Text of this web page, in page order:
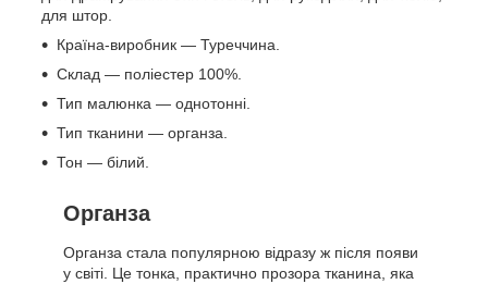
для штор.
Країна-виробник — Туреччина.
Склад — поліестер 100%.
Тип малюнка — однотонні.
Тип тканини — органза.
Тон — білий.
Органза
Органза стала популярною відразу ж після появи
у світі. Це тонка, практично прозора тканина, яка